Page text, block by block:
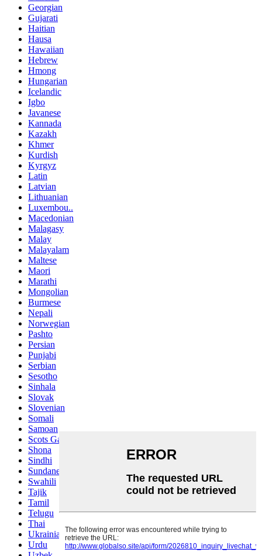
Georgian
Gujarati
Haitian
Hausa
Hawaiian
Hebrew
Hmong
Hungarian
Icelandic
Igbo
Javanese
Kannada
Kazakh
Khmer
Kurdish
Kyrgyz
Latin
Latvian
Lithuanian
Luxembou..
Macedonian
Malagasy
Malay
Malayalam
Maltese
Maori
Marathi
Mongolian
Burmese
Nepali
Norwegian
Pashto
Persian
Punjabi
Serbian
Sesotho
Sinhala
Slovak
Slovenian
Somali
Samoan
Scots Gaelic
Shona
Sindhi
Sundanese
Swahili
Tajik
Tamil
Telugu
Thai
Ukrainian
Urdu